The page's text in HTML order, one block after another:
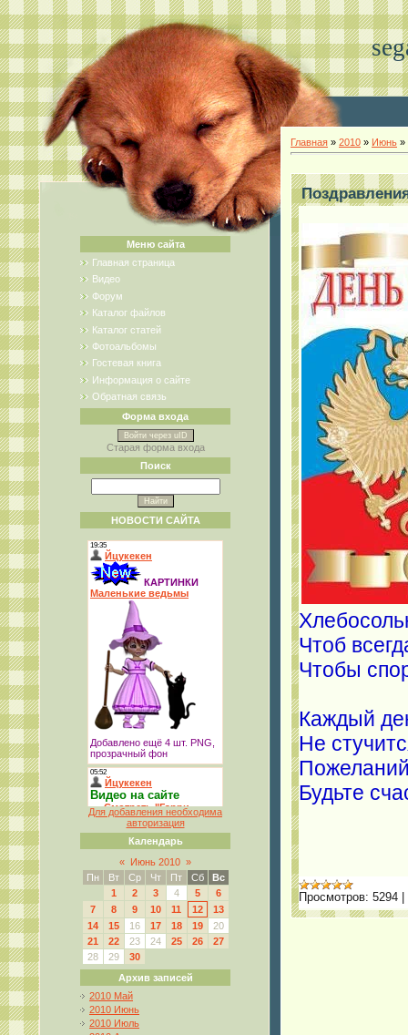
Меню сайта
Главная страница
Видео
Форум
Каталог файлов
Каталог статей
Фотоальбомы
Гостевая книга
Информация о сайте
Обратная связь
Форма входа
Войти через uID
Старая форма входа
Поиск
НОВОСТИ САЙТА
Для добавления необходима
авторизация
Календарь
« Июнь 2010 »
Пн
Вт Ср Чт Пт Сб
Вс
1
2 3 4 5
6
7
8 9 10 11 12
13
14
15 16 17 18 19
20
21
22 23 24 25 26
27
28
29
30
Архив записей
2010 Май
2010 Июнь
2010 Июль
Главная » 2010 » Июнь »
Чтоб
Чтобы
Каждый
Не
Будьте
Просмотров: 5294